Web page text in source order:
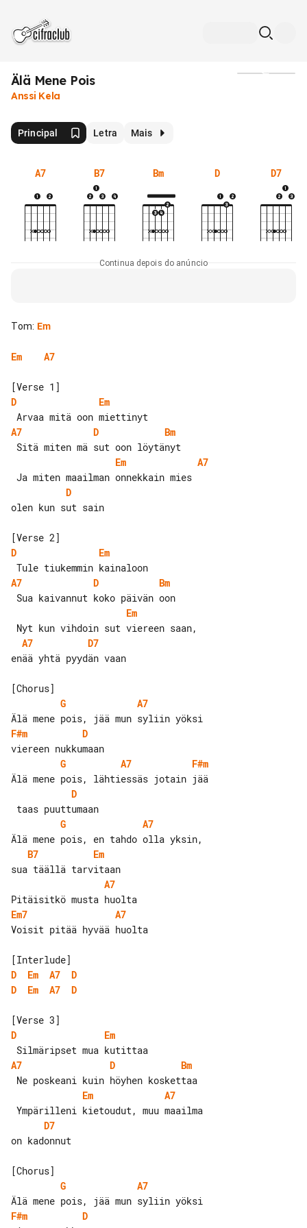
Älä Mene Pois
Anssi Kela
Principal Letra Mais
A7 B7 Bm D D7
Continua depois do anúncio
Tom: Em
Em A7
D
Em
A7
D
Bm
Em
A7
D
olen kun sut sain
D
Em
A7
D
Bm
Em
A7
D7
enää yhtä pyydän vaan
G
A7
F#m
D
G
A7
F#m
D
G
A7
B7
Em
A7
Em7
A7
Voisit pitää hyvää huolta
D
Em A7
D
D
Em A7 D
D
Em
A7
D
Bm
Em
A7
D7
on kadonnut
G
A7
F#m
D